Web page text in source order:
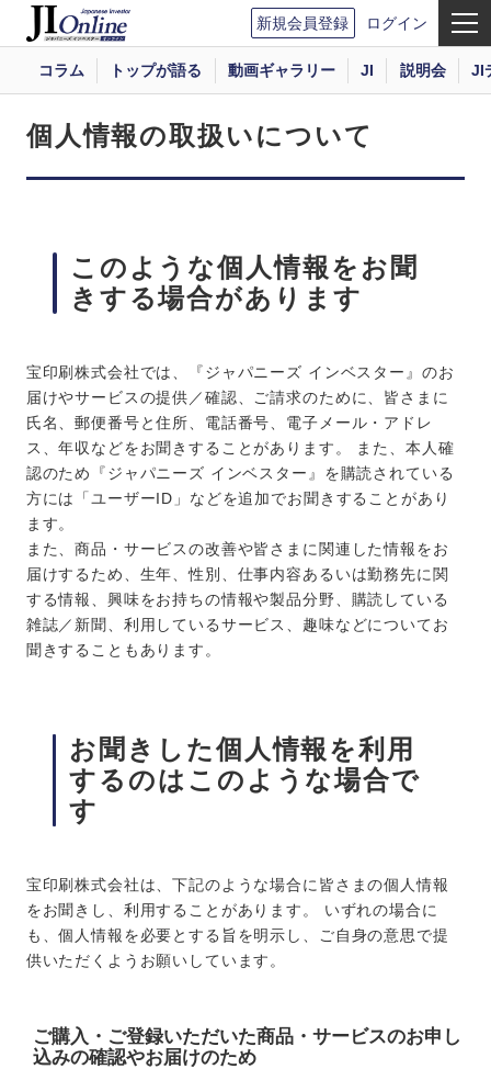
新規会員登録 ログイン
コラム トップが語る 動画ギャラリー JI 説明会 JI
個人情報の取扱いについて
このような個人情報をお聞
きする場合があります
宝印刷株式会社では、『ジャパニーズ インベスター』のお
届けやサービスの提供／確認、ご請求のために、皆さまに
氏名、郵便番号と住所、電話番号、電子メール・アドレ
ス、年収などをお聞きすることがあります。 また、本人確
認のため『ジャパニーズ インベスター』を購読されている
方には「ユーザーID」などを追加でお聞きすることがあり
ます。
また、商品・サービスの改善や皆さまに関連した情報をお
届けするため、生年、性別、仕事内容あるいは勤務先に関
する情報、興味をお持ちの情報や製品分野、購読している
雑誌／新聞、利用しているサービス、趣味などについてお
聞きすることもあります。
お聞きした個人情報を利用
するのはこのような場合で
す
宝印刷株式会社は、下記のような場合に皆さまの個人情報
をお聞きし、利用することがあります。 いずれの場合に
も、個人情報を必要とする旨を明示し、ご自身の意思で提
供いただくようお願いしています。
ご購入・ご登録いただいた商品・サービスのお申し
込みの確認やお届けのため